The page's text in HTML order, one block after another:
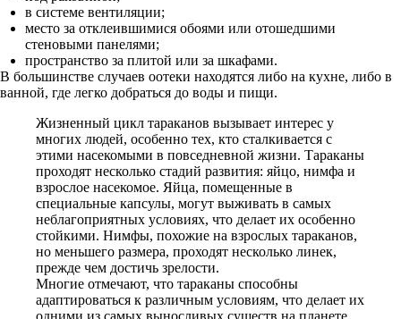
в системе вентиляции;
место за отклеившимися обоями или отошедшими
стеновыми панелями;
пространство за плитой или за шкафами.
В большинстве случаев оотеки находятся либо на кухне, либо в
ванной, где легко добраться до воды и пищи.
Жизненный цикл тараканов вызывает интерес у
многих людей, особенно тех, кто сталкивается с
этими насекомыми в повседневной жизни. Тараканы
проходят несколько стадий развития: яйцо, нимфа и
взрослое насекомое. Яйца, помещенные в
специальные капсулы, могут выживать в самых
неблагоприятных условиях, что делает их особенно
стойкими. Нимфы, похожие на взрослых тараканов,
но меньшего размера, проходят несколько линек,
прежде чем достичь зрелости.
Многие отмечают, что тараканы способны
адаптироваться к различным условиям, что делает их
одними из самых выносливых существ на планете.